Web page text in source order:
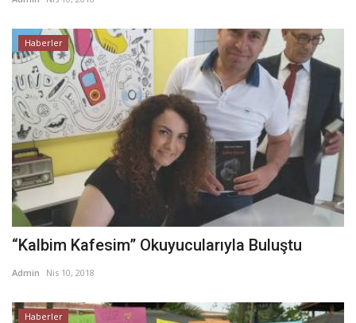
Haberler
“Kalbim Kafesim” Okuyucularıyla Buluştu
Admin Nis 10, 2018
Haberler